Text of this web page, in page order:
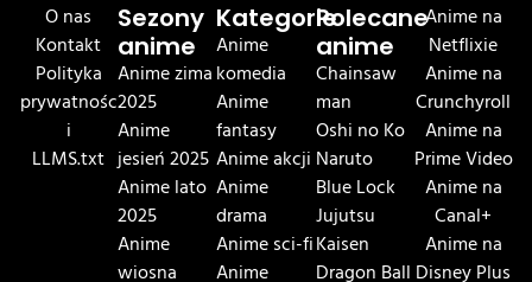
O nas
Kontakt
Polityka
prywatnośc
i
LLMS.txt
Sezony
anime
Anime zima
2025
Anime
jesień 2025
Anime lato
2025
Anime
Kategorie
Anime
komedia
Anime
fantasy
Anime akcji
Anime
drama
Anime sci-fi
Polecane
anime
Chainsaw
man
Oshi no Ko
Naruto
Blue Lock
Jujutsu
Kaisen
Anime na
Netflixie
Anime na
Crunchyroll
Anime na
Prime Video
Anime na
Canal+
Anime na